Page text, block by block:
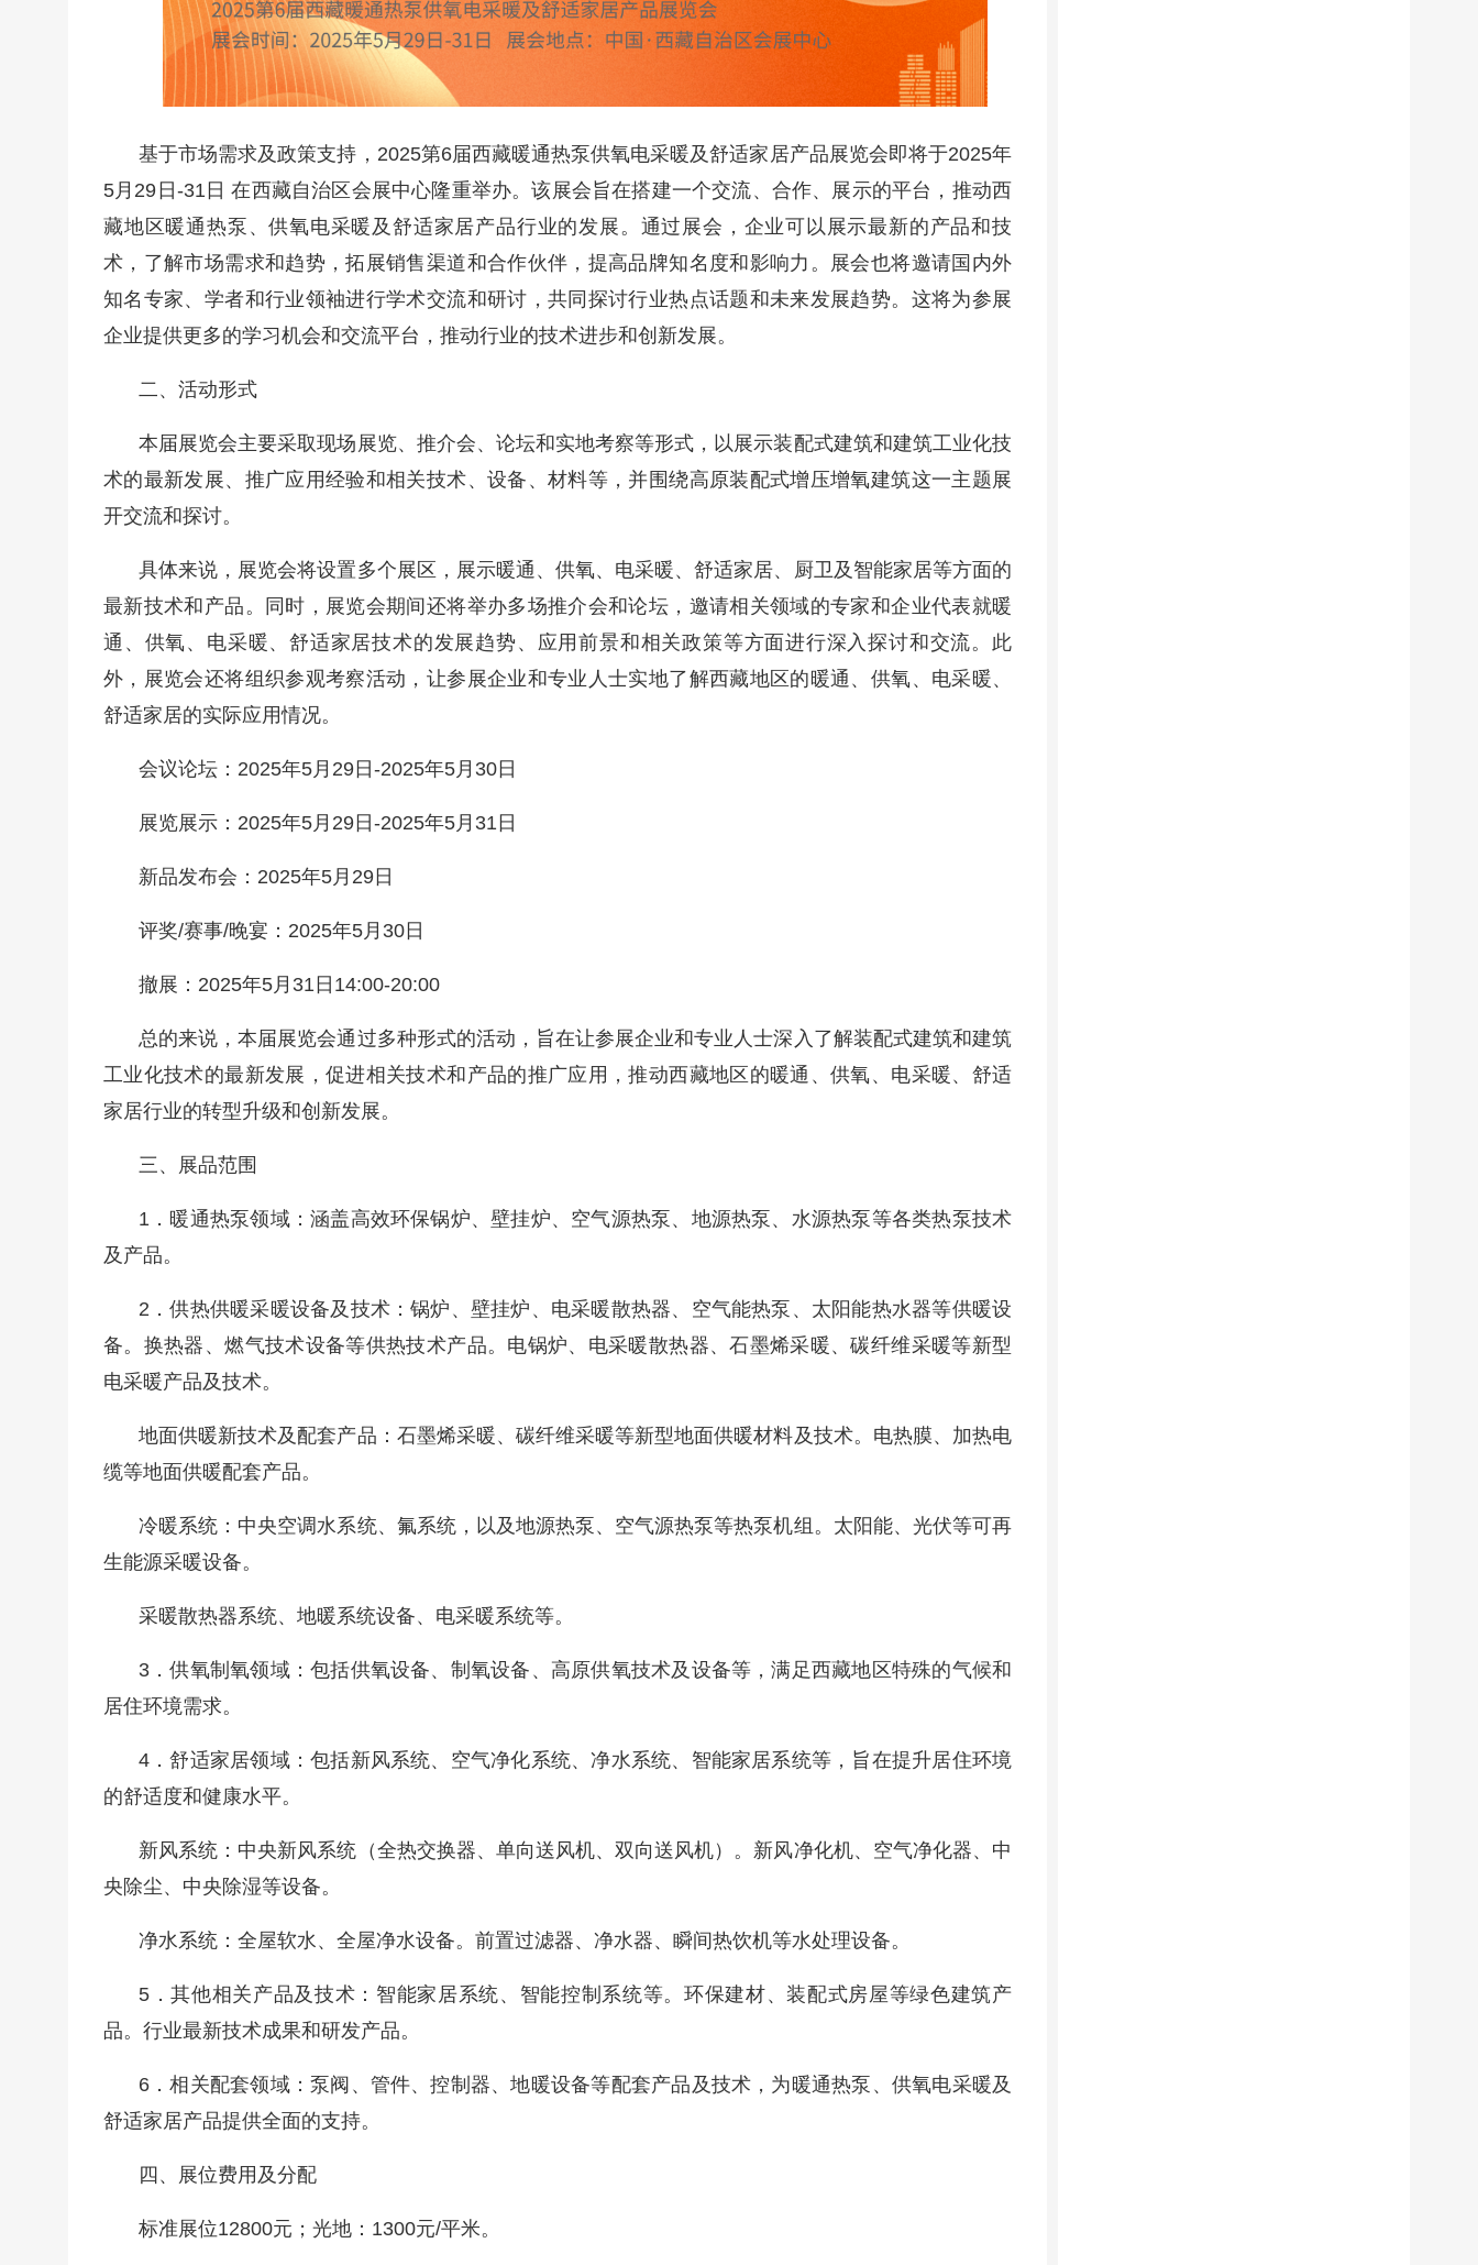
基于市场需求及政策支持，2025第6届西藏暖通热泵供氧电采暖及舒适家居产品展览会即将于2025年
5月29日-31日 在西藏自治区会展中心隆重举办。该展会旨在搭建一个交流、合作、展示的平台，推动西
藏地区暖通热泵、供氧电采暖及舒适家居产品行业的发展。通过展会，企业可以展示最新的产品和技
术，了解市场需求和趋势，拓展销售渠道和合作伙伴，提高品牌知名度和影响力。展会也将邀请国内外
知名专家、学者和行业领袖进行学术交流和研讨，共同探讨行业热点话题和未来发展趋势。这将为参展
企业提供更多的学习机会和交流平台，推动行业的技术进步和创新发展。
二、活动形式
本届展览会主要采取现场展览、推介会、论坛和实地考察等形式，以展示装配式建筑和建筑工业化技
术的最新发展、推广应用经验和相关技术、设备、材料等，并围绕高原装配式增压增氧建筑这一主题展
开交流和探讨。
具体来说，展览会将设置多个展区，展示暖通、供氧、电采暖、舒适家居、厨卫及智能家居等方面的
最新技术和产品。同时，展览会期间还将举办多场推介会和论坛，邀请相关领域的专家和企业代表就暖
通、供氧、电采暖、舒适家居技术的发展趋势、应用前景和相关政策等方面进行深入探讨和交流。此
外，展览会还将组织参观考察活动，让参展企业和专业人士实地了解西藏地区的暖通、供氧、电采暖、
舒适家居的实际应用情况。
会议论坛：2025年5月29日-2025年5月30日
展览展示：2025年5月29日-2025年5月31日
新品发布会：2025年5月29日
评奖/赛事/晚宴：2025年5月30日
撤展：2025年5月31日14:00-20:00
总的来说，本届展览会通过多种形式的活动，旨在让参展企业和专业人士深入了解装配式建筑和建筑
工业化技术的最新发展，促进相关技术和产品的推广应用，推动西藏地区的暖通、供氧、电采暖、舒适
家居行业的转型升级和创新发展。
三、展品范围
1．暖通热泵领域：涵盖高效环保锅炉、壁挂炉、空气源热泵、地源热泵、水源热泵等各类热泵技术
及产品。
2．供热供暖采暖设备及技术：锅炉、壁挂炉、电采暖散热器、空气能热泵、太阳能热水器等供暖设
备。换热器、燃气技术设备等供热技术产品。电锅炉、电采暖散热器、石墨烯采暖、碳纤维采暖等新型
电采暖产品及技术。
地面供暖新技术及配套产品：石墨烯采暖、碳纤维采暖等新型地面供暖材料及技术。电热膜、加热电
缆等地面供暖配套产品。
冷暖系统：中央空调水系统、氟系统，以及地源热泵、空气源热泵等热泵机组。太阳能、光伏等可再
生能源采暖设备。
采暖散热器系统、地暖系统设备、电采暖系统等。
3．供氧制氧领域：包括供氧设备、制氧设备、高原供氧技术及设备等，满足西藏地区特殊的气候和
居住环境需求。
4．舒适家居领域：包括新风系统、空气净化系统、净水系统、智能家居系统等，旨在提升居住环境
的舒适度和健康水平。
新风系统：中央新风系统（全热交换器、单向送风机、双向送风机）。新风净化机、空气净化器、中
央除尘、中央除湿等设备。
净水系统：全屋软水、全屋净水设备。前置过滤器、净水器、瞬间热饮机等水处理设备。
5．其他相关产品及技术：智能家居系统、智能控制系统等。环保建材、装配式房屋等绿色建筑产
品。行业最新技术成果和研发产品。
6．相关配套领域：泵阀、管件、控制器、地暖设备等配套产品及技术，为暖通热泵、供氧电采暖及
舒适家居产品提供全面的支持。
四、展位费用及分配
标准展位12800元；光地：1300元/平米。